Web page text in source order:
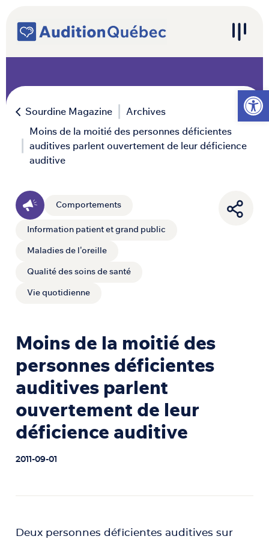
Ouvrir
Navigation principale
Sourdine Magazine Archives
Moins de la moitié des personnes déficientes
auditives parlent ouvertement de leur déficience
auditive
Comportements
Information patient et grand public
Maladies de l'oreille
Qualité des soins de santé
Vie quotidienne
Moins de la moitié des
personnes déficientes
auditives parlent
ouvertement de leur
déficience auditive
2011-09-01
Deux personnes déficientes auditives sur